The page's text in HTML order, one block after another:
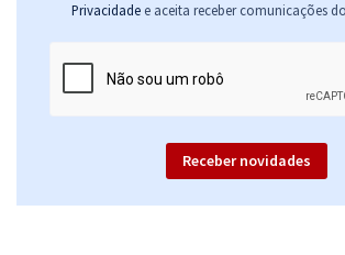
Privacidade e aceita receber comunicações
Receber novidades